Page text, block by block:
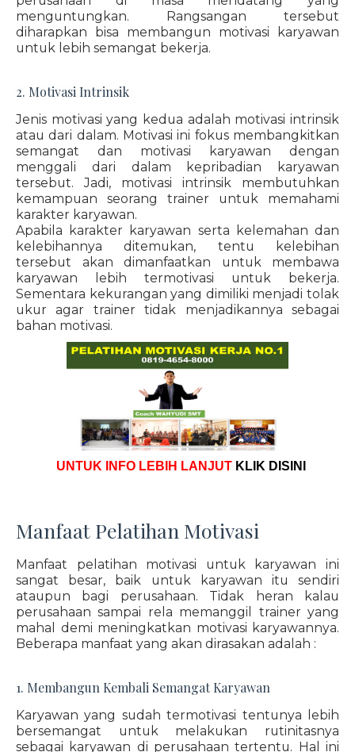
menguntungkan. Rangsangan tersebut
diharapkan bisa membangun motivasi karyawan
untuk lebih semangat bekerja.
2. Motivasi Intrinsik
Jenis motivasi yang kedua adalah motivasi intrinsik
atau dari dalam. Motivasi ini fokus membangkitkan
semangat dan motivasi karyawan dengan
menggali dari dalam kepribadian karyawan
tersebut. Jadi, motivasi intrinsik membutuhkan
kemampuan seorang trainer untuk memahami
karakter karyawan.
Apabila karakter karyawan serta kelemahan dan
kelebihannya ditemukan, tentu kelebihan
tersebut akan dimanfaatkan untuk membawa
karyawan lebih termotivasi untuk bekerja.
Sementara kekurangan yang dimiliki menjadi tolak
ukur agar trainer tidak menjadikannya sebagai
bahan motivasi.
UNTUK INFO LEBIH LANJUT KLIK DISINI
Manfaat Pelatihan Motivasi
Manfaat pelatihan motivasi untuk karyawan ini
sangat besar, baik untuk karyawan itu sendiri
ataupun bagi perusahaan. Tidak heran kalau
perusahaan sampai rela memanggil trainer yang
mahal demi meningkatkan motivasi karyawannya.
Beberapa manfaat yang akan dirasakan adalah :
1. Membangun Kembali Semangat Karyawan
Karyawan yang sudah termotivasi tentunya lebih
bersemangat untuk melakukan rutinitasnya
sebagai karyawan di perusahaan tertentu. Hal ini